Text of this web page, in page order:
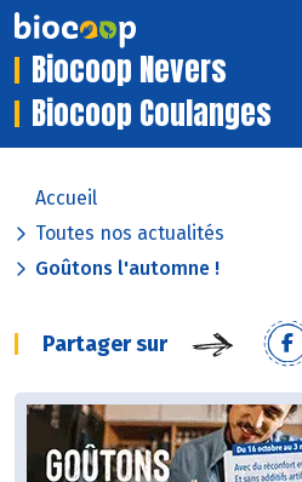
Biocoop Nevers
Biocoop Coulanges
Accueil
Toutes nos actualités
Goûtons l'automne !
Partager sur